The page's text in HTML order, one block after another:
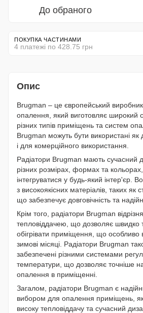
До обраного
ПОКУПКА ЧАСТИНАМИ
4 платежі по 428.75 грн
Опис
Brugman – це європейський виробник
опалення, який виготовляє широкий
різних типів приміщень та систем
Brugman можуть бути використані
і для комерційного використання.
Радіатори Brugman мають сучасний
різних розмірах, формах та
інтегруватися у будь-який інтер'єр.
з високоякісних матеріалів, таких як
що забезпечує довговічність та
Крім того, радіатори Brugman
тепловіддачею, що дозволяє швидко
обігрівати приміщення, що особливо
зимові місяці. Радіатори Brugman
забезпечені різними системами
температури, що дозволяє точніше
опалення в приміщенні.
Загалом, радіатори Brugman є
вибором для опалення приміщень,
високу тепловіддачу та сучасний